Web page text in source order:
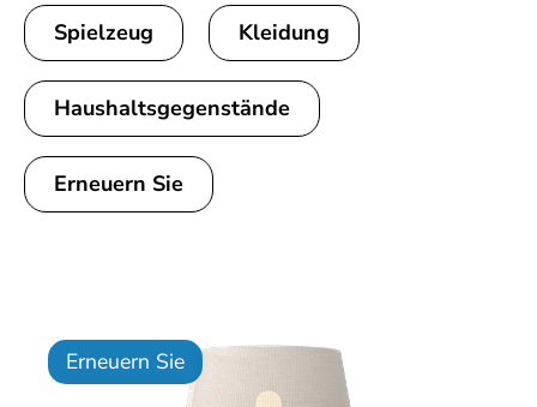
Spielzeug Kleidung
Haushaltsgegenstände
Erneuern Sie
Erneuern Sie